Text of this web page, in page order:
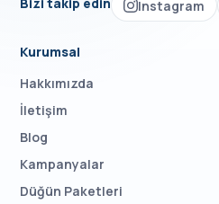
Instagram
Kurumsal
Hakkımızda
İletişim
Blog
Kampanyalar
Düğün Paketleri